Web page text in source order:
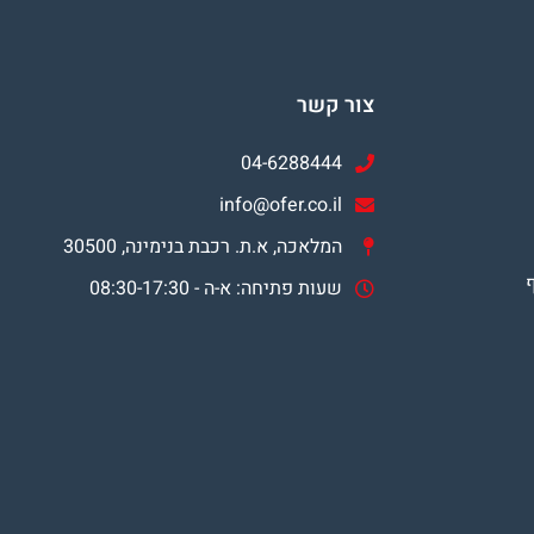
צור קשר
04-6288444
info@ofer.co.il
המלאכה, א.ת. רכבת בנימינה, 30500
שעות פתיחה: א-ה - 08:30-17:30